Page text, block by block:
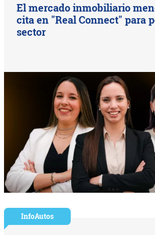
El mercado inmobiliario
cita en "Real Connect" para
sector
InfoAutos